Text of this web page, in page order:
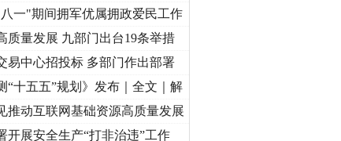
一"期间拥军优属拥政爱民工作
质量发展 九部门出台19条举措
易中心招投标 多部门作出部署
“十五五”规划》发布｜全文｜解
推动互联网基础资源高质量发展
开展安全生产“打非治违”工作